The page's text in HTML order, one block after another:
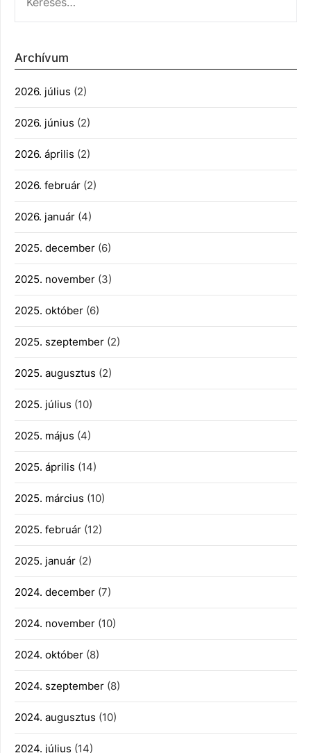
Archívum
2026. július (2)
2026. június (2)
2026. április (2)
2026. február (2)
2026. január (4)
2025. december (6)
2025. november (3)
2025. október (6)
2025. szeptember (2)
2025. augusztus (2)
2025. július (10)
2025. május (4)
2025. április (14)
2025. március (10)
2025. február (12)
2025. január (2)
2024. december (7)
2024. november (10)
2024. október (8)
2024. szeptember (8)
2024. augusztus (10)
2024. július (14)